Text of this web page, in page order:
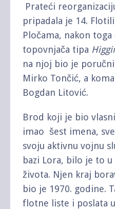
Prateći
pripadala je 14.
Pločama, nakon
topovnjača tipa
na njoj bio je
Mirko Tončić, a
Bogdan Litović.
Brod koji je bio
imao šest imena,
svoju aktivnu vojnu
bazi Lora, bilo je to
života. Njen kraj
bio je 1970. godine.
flotne liste i poslata